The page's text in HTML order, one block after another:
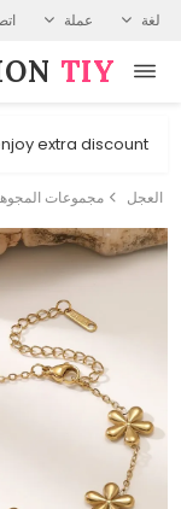
لغة عملة
TIY
extra discount
العجل مجموعات